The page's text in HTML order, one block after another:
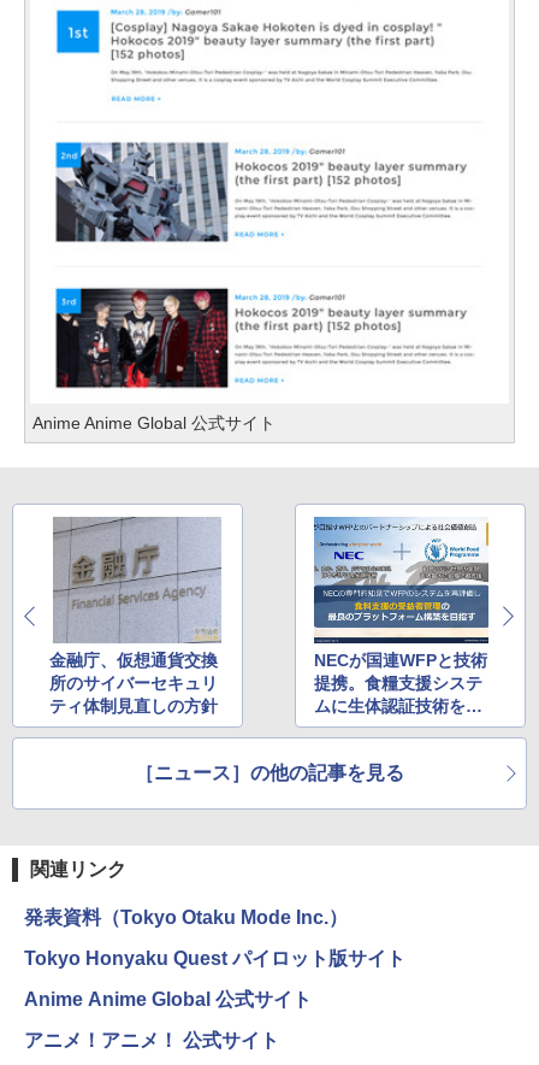
Anime Anime Global 公式サイト
金融庁、仮想通貨交換
所のサイバーセキュリ
ティ体制見直しの方針
NECが国連WFPと技術
提携。食糧支援システ
ムに生体認証技術を提
供
［ニュース］の他の記事を見る
関連リンク
発表資料（Tokyo Otaku Mode Inc.）
Tokyo Honyaku Quest パイロット版サイト
Anime Anime Global 公式サイト
アニメ！アニメ！ 公式サイト